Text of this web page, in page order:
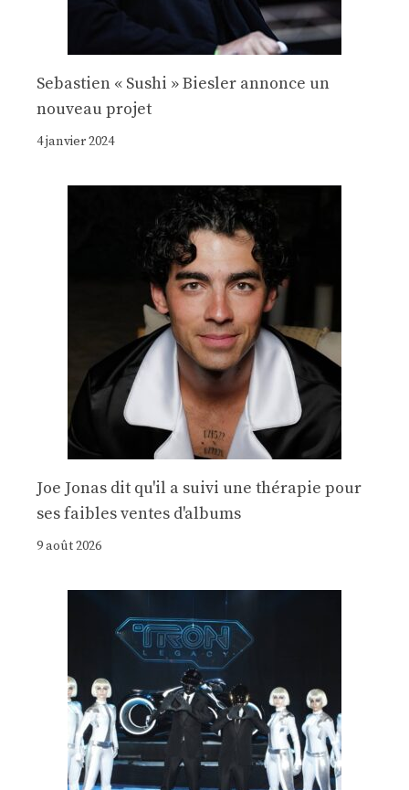
Sebastien « Sushi » Biesler annonce un
nouveau projet
4 janvier 2024
Joe Jonas dit qu'il a suivi une thérapie pour
ses faibles ventes d'albums
9 août 2026